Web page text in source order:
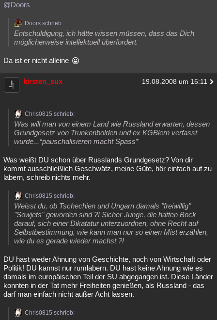
@Doors
Doors schrieb:
Entschuldigung, ich hätte wissen müssen, dass das Dich
möglicherweise intellektuell überfordert.
Da ist er nicht alleine
kirsten_sux 19.08.2008 um 16:11
Chris0815 schrieb:
Was will man von einem Land wie Russland erwarten, dessen
Grundgesetz von Trunkenbolden und ex KGBlern verfasst
wurde...*pauschalisieren macht Spass*
Was weißt DU schon über Russlands Grundgesetz? Von dir
kommt ausschließlich Geschwätz, meine Güte, hör einfach auf zu
labern, schreib nichts mehr.
Chris0815 schrieb:
Weisst du, ob Tschechien und Ungarn damals "freiwillig"
"Sowjets" geworden sind ?! Sicher Junge, die hatten Bock
darauf, sich einer Dikatatur unterzuordnen, ohne Recht auf
Selbstbestimmung, wie kann man nur so einen Mist erzählen,
wie du es gerade wieder machst ?!
DU hast weder Ahnung von Geschichte, noch von Wirtschaft oder
Politik! DU kannst nur rumlabern. DU hast keine Ahnung wie es
damals im europäischen Teil der SU abgegangen ist. Diese Länder
konnten in der Tat mehr Freiheiten genießen, als Russland - das
darf man einfach nicht außer Acht lassen.
Chris0815 schrieb: